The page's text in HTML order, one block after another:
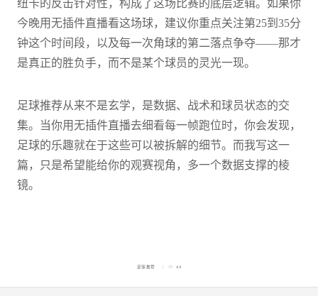
纽卡的反击针对性，构成了这场比赛的底层逻辑。如果你
今晚用无插件直播看这场球，建议你重点关注第25到35分
钟这个时间段，以及每一次角球的第二落点争夺——那才
是真正的胜负手，而不是某个球员的灵光一现。
足球推荐从来不是玄学，是数据、战术和球员状态的交
集。当你用无插件直播去细看每一帧跑位时，你会发现，
足球的乐趣就在于这些可以被拆解的细节。而我写这一
篇，只是希望能给你的观赛视角，多一个数据支撑的棱
镜。
足球推荐 44